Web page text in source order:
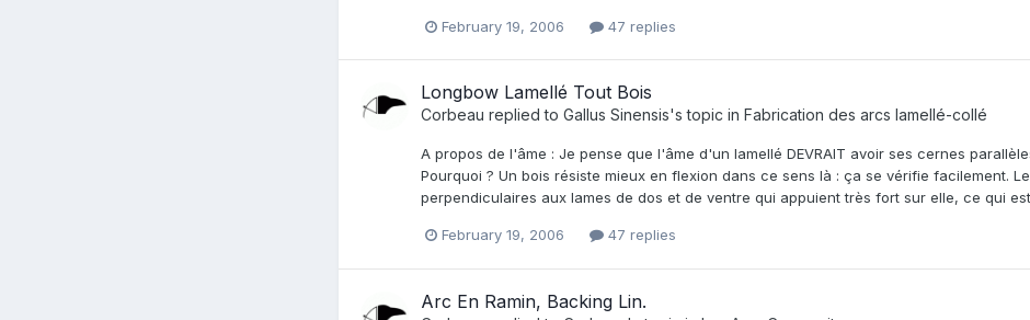
February 19, 2006 47 replies
Longbow Lamellé Tout Bois
Corbeau replied to Gallus Sinensis's topic in Fabrication des arcs lamellé-collé
A propos de l'âme : Je pense que l'âme d'un lamellé DEVRAIT avoir ses cernes
Pourquoi ? Un bois résiste mieux en flexion dans ce sens là : ça se vérifie facilement.
perpendiculaires aux lames de dos et de ventre qui appuient très fort sur elle, ce qui
February 19, 2006 47 replies
Arc En Ramin, Backing Lin.